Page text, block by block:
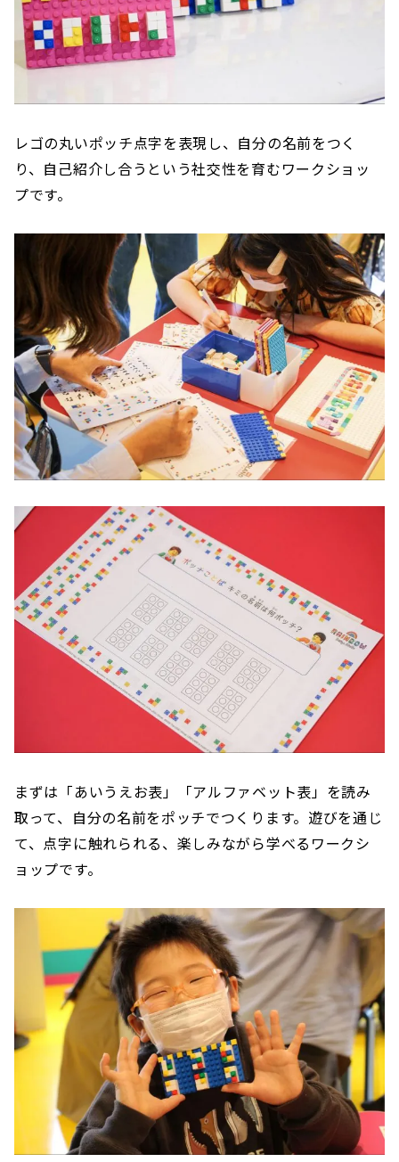
レゴの丸いポッチ点字を表現し、自分の名前をつく
り、自己紹介し合うという社交性を育むワークショッ
プです。
まずは「あいうえお表」「アルファベット表」を読み
取って、自分の名前をポッチでつくります。遊びを通じ
て、点字に触れられる、楽しみながら学べるワークシ
ョップです。